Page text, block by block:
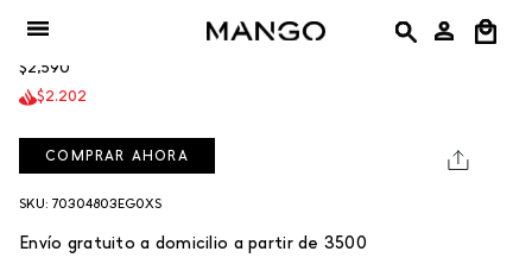
contenido
Buzo Rizoni
$2,590
$2.202
COMPRAR AHORA
SKU: 70304803EG0XS
Envío gratuito a domicilio a partir de 3500